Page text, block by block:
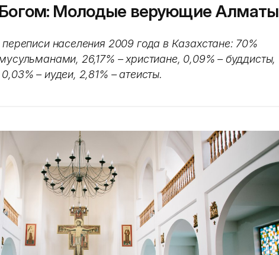
Богом: Молодые верующие Алматы
населения 2009 года в Казахстане: 70%
26,17% – христиане, 0,09% – буддисты,
0,03% – иудеи, 2,81% – атеисты.